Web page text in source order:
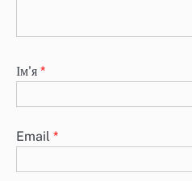
Ім'я *
Email *